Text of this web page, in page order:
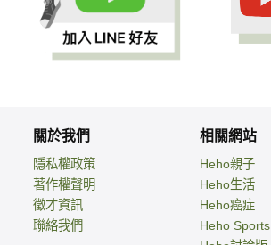
關於我們
隱私權政策
著作權聲明
徵才資訊
聯絡我們
相關網站
Heho親子
Heho生活
Heho癌症
Heho Sports